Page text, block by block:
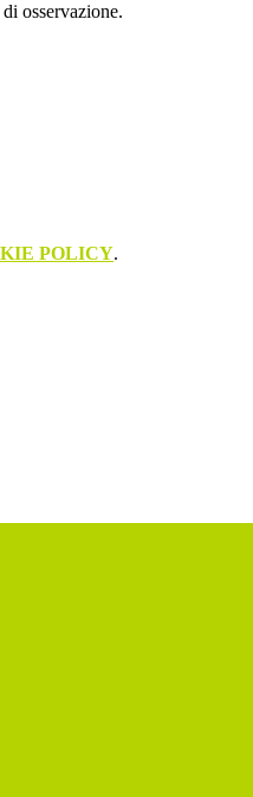
osservazione.
POLICY.